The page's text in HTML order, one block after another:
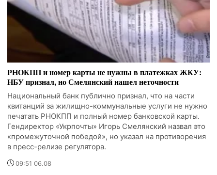
РНОКПП и номер карты не нужны в платежках ЖКУ:
НБУ признал, но Смелянский нашел неточности
Национальный банк публично признал, что на части
квитанций за жилищно-коммунальные услуги не нужно
печатать РНОКПП и полный номер банковской карты.
Гендиректор «Укрпочты» Игорь Смелянский назвал это
«промежуточной победой», но указал на противоречия
в пресс-релизе регулятора.
09:51 06.08